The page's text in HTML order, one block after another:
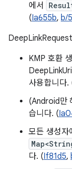
에서
(Ia655b, b/
DeepLinkRequest
KMP 호환
사용합니다.
(Android만
습니다. (
모든 생성자
다. (If81d5,